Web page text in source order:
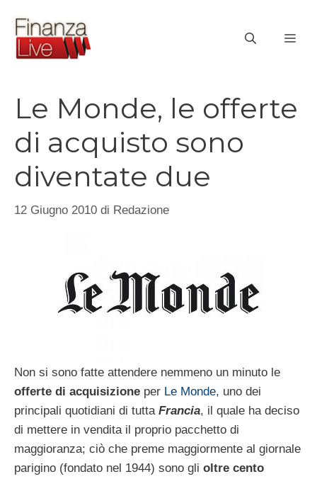
contenuto
Le Monde, le offerte
di acquisto sono
diventate due
12 Giugno 2010 di Redazione
Non si sono fatte attendere nemmeno un minuto le
offerte di acquisizione per Le Monde, uno dei
principali quotidiani di tutta Francia, il quale ha deciso
di mettere in vendita il proprio pacchetto di
maggioranza; ciò che preme maggiormente al giornale
parigino (fondato nel 1944) sono gli oltre cento